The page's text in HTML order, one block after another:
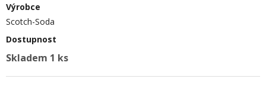
Výrobce
Scotch-Soda
Dostupnost
Skladem 1 ks